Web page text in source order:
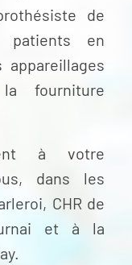
de
en
fourniture
à votre
dans les
CHR de
et à la